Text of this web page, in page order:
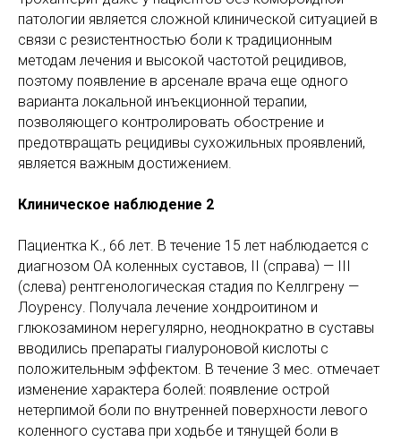
патологии является сложной клинической ситуацией в
связи с резистентностью боли к традиционным
методам лечения и высокой частотой рецидивов,
поэтому появление в арсенале врача еще одного
варианта локальной инъекционной терапии,
позволяющего контролировать обострение и
предотвращать рецидивы сухожильных проявлений,
является важным достижением.
Клиническое наблюдение 2
Пациентка К., 66 лет. В течение 15 лет наблюдается с
диагнозом ОА коленных суставов, II (справа) — III
(слева) рентгенологическая стадия по Келлгрену —
Лоуренсу. Получала лечение хондроитином и
глюкозамином нерегулярно, неоднократно в суставы
вводились препараты гиалуроновой кислоты с
положительным эффектом. В течение 3 мес. отмечает
изменение характера болей: появление острой
нетерпимой боли по внутренней поверхности левого
коленного сустава при ходьбе и тянущей боли в